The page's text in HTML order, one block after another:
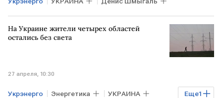
На Украине жители четырех областей
остались без света
27 апреля, 10:30
Еще1
Укрэнерго Энергетика УКРАИНА